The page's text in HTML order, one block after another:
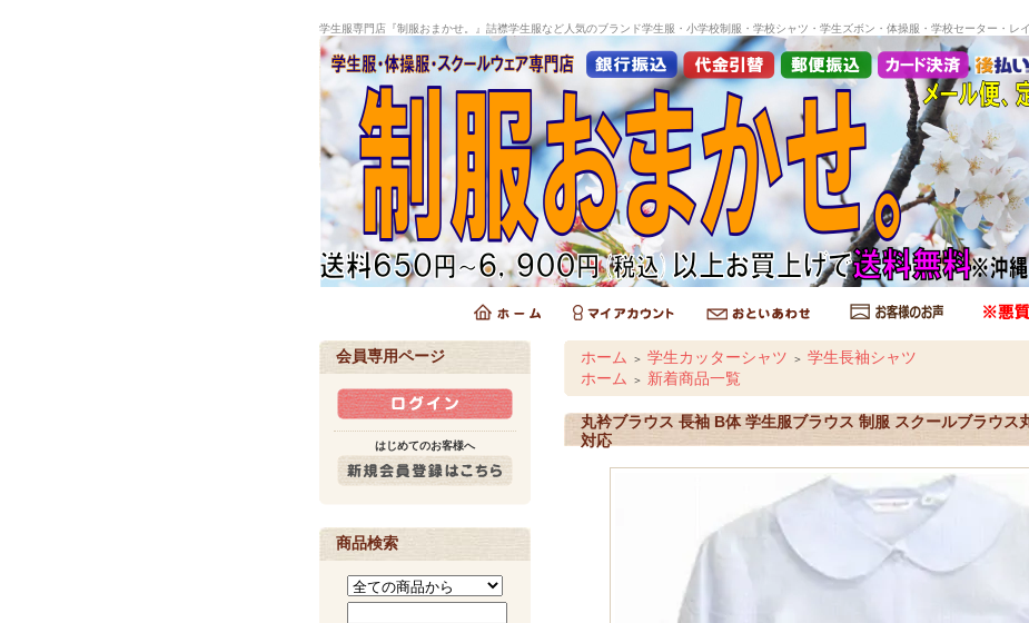
学生服専門店『制服おまかせ。』詰襟学生服など人気のブランド学生服・小学校制服・学校シャツ・学生ズボン・体操服・学校セーター・レ
会員専用ページ
はじめてのお客様へ
商品検索
ホーム ＞ 学生カッターシャツ ＞ 学生長袖シャツ
ホーム
＞ 新着商品一覧
丸衿ブラウス 長袖 B体 学生服ブラウス 制服 スクールブラウス
対応